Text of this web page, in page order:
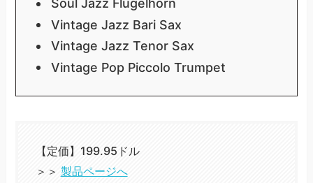
Soul Jazz Flugelhorn
Vintage Jazz Bari Sax
Vintage Jazz Tenor Sax
Vintage Pop Piccolo Trumpet
【定価】199.95ドル
＞＞ 製品ページへ